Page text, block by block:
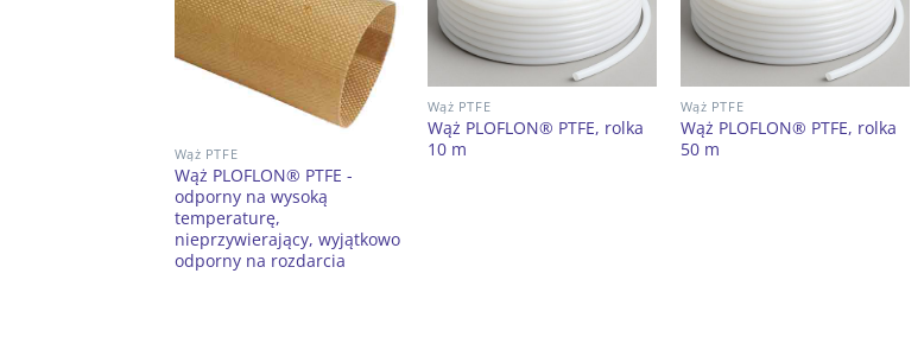
Wąż PTFE
Wąż PLOFLON® PTFE -
odporny na wysoką
temperaturę,
nieprzywierający, wyjątkowo
odporny na rozdarcia
Wąż PTFE
Wąż PLOFLON® PTFE, rolka
10 m
Wąż PTFE
Wąż PLOFLON® PTFE, rolka
50 m